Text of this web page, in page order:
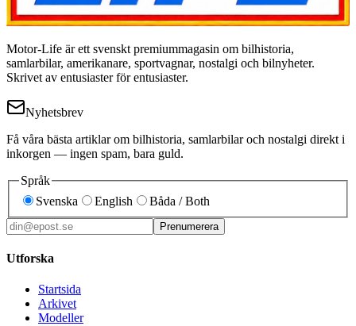
Motor-Life är ett svenskt premiummagasin om bilhistoria,
samlarbilar, amerikanare, sportvagnar, nostalgi och bilnyheter.
Skrivet av entusiaster för entusiaster.
Nyhetsbrev
Få våra bästa artiklar om bilhistoria, samlarbilar och nostalgi direkt i
inkorgen — ingen spam, bara guld.
Språk
Svenska
English Båda / Both
Prenumerera
Utforska
Startsida
Arkivet
Modeller